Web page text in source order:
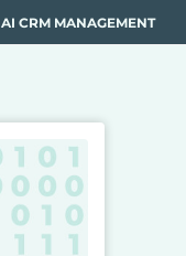
AI CRM MANAGEMENT